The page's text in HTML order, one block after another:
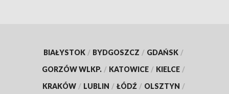
BIAŁYSTOK / BYDGOSZCZ / GDAŃSK /
GORZÓW WLKP. / KATOWICE / KIELCE /
KRAKÓW / LUBLIN / ŁÓDŹ / OLSZTYN /